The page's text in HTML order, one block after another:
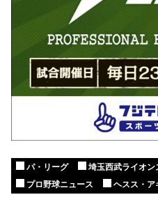
パ・リーグ 埼玉西武ライオン
プロ野球ニュース
ヘスス・ア